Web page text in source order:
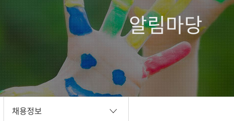
화
축제안내
행사안내
알림마당
채용정보